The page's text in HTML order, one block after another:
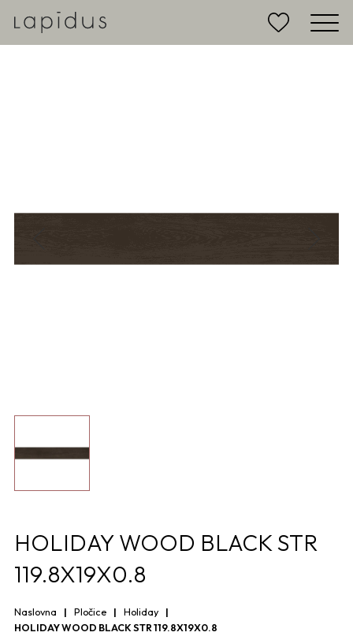
HOLIDAY WOOD BLACK STR
119.8X19X0.8
Naslovna Pločice
Holiday
HOLIDAY WOOD BLACK STR 119.8X19X0.8